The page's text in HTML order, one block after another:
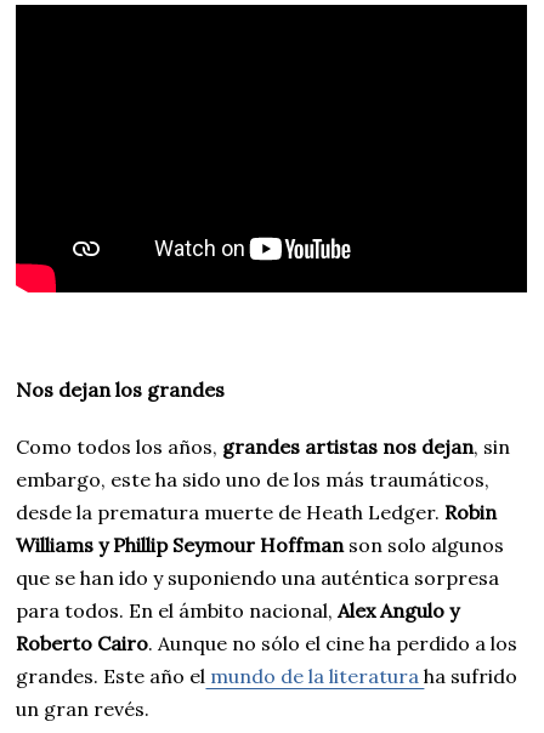
Nos dejan los grandes
Como todos los años, grandes artistas nos dejan, sin
embargo, este ha sido uno de los más traumáticos,
desde la prematura muerte de Heath Ledger. Robin
Williams y Phillip Seymour Hoffman son solo algunos
que se han ido y suponiendo una auténtica sorpresa
para todos. En el ámbito nacional,Alex Angulo y
Roberto Cairo. Aunque no sólo el cine ha perdido a los
grandes. Este año el mundo de la literaturaha sufrido
un gran revés.